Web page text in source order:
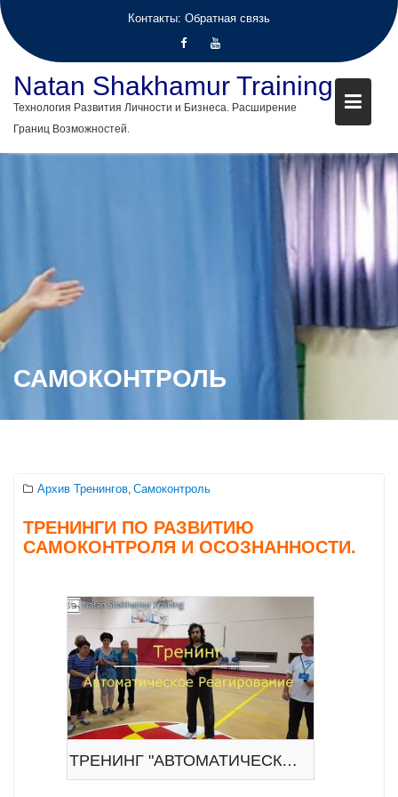
Контакты: Обратная связь
Natan Shakhamur Training
Технология Развития Личности и Бизнеса. Расширение
Границ Возможностей.
САМОКОНТРОЛЬ
Архив Тренингов, Самоконтроль
ТРЕНИНГИ ПО РАЗВИТИЮ
САМОКОНТРОЛЯ И ОСОЗНАННОСТИ.
ТРЕНИНГ "АВТОМАТИЧЕСКОЕ РЕАГИРОВАНИЕ".